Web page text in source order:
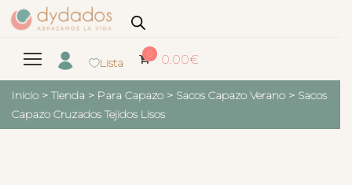
Lista
0 0.00€
Inicio > Tienda > Para Capazo > Sacos Capazo Verano > Sacos
Capazo Cruzados Tejidos Lisos